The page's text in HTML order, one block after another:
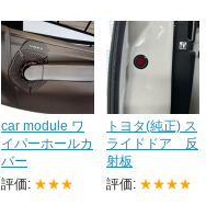
car module ワ
イパーホールカ
バー
評価: ★★★
トヨタ(純正) ス
ライドドア 反
射板
評価: ★★★★